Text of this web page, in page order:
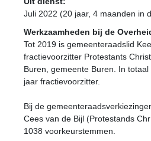
Juli 2022 (20 jaar, 4 maanden in
Werkzaamheden bij de
Tot 2019 is gemeenteraadslid
fractievoorzitter Protestants
Buren, gemeente Buren. In
jaar fractievoorzitter.
Bij de
Cees van de Bijl (Protestands
1038 voorkeurstemmen.